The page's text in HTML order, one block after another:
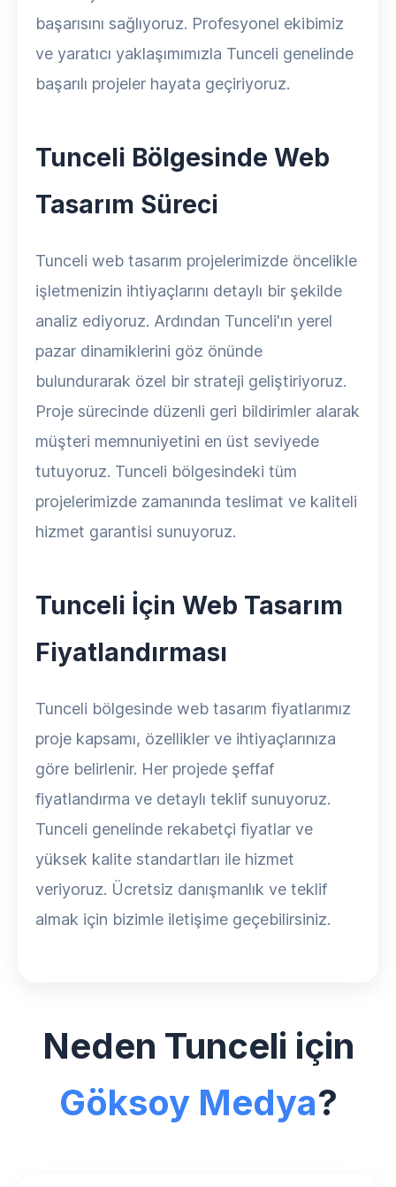
başarısını sağlıyoruz. Profesyonel ekibimiz
ve yaratıcı yaklaşımımızla Tunceli genelinde
başarılı projeler hayata geçiriyoruz.
Tunceli Bölgesinde Web
Tasarım Süreci
Tunceli web tasarım projelerimizde öncelikle
işletmenizin ihtiyaçlarını detaylı bir şekilde
analiz ediyoruz. Ardından Tunceli'ın yerel
pazar dinamiklerini göz önünde
bulundurarak özel bir strateji geliştiriyoruz.
Proje sürecinde düzenli geri bildirimler alarak
müşteri memnuniyetini en üst seviyede
tutuyoruz. Tunceli bölgesindeki tüm
projelerimizde zamanında teslimat ve kaliteli
hizmet garantisi sunuyoruz.
Tunceli İçin Web Tasarım
Fiyatlandırması
Tunceli bölgesinde web tasarım fiyatlarımız
proje kapsamı, özellikler ve ihtiyaçlarınıza
göre belirlenir. Her projede şeffaf
fiyatlandırma ve detaylı teklif sunuyoruz.
Tunceli genelinde rekabetçi fiyatlar ve
yüksek kalite standartları ile hizmet
veriyoruz. Ücretsiz danışmanlık ve teklif
almak için bizimle iletişime geçebilirsiniz.
Neden Tunceli için
Göksoy Medya?